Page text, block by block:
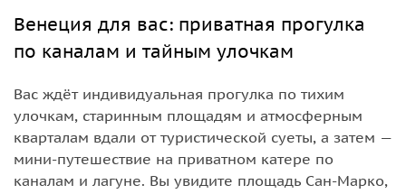
Венеция для вас: приватная прогулка
по каналам и тайным улочкам
Вас ждёт индивидуальная прогулка по тихим
улочкам, старинным площадям и атмосферным
кварталам вдали от туристической суеты, а затем —
мини-путешествие на приватном катере по
каналам и лагуне. Вы увидите площадь Сан-Марко,